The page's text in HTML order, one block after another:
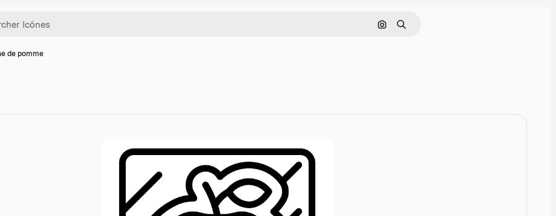
Rechercher par image
Rechercher
de pomme